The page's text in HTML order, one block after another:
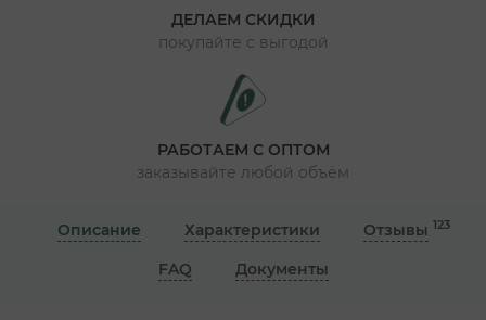
ДЕЛАЕМ СКИДКИ
покупайте с выгодой
РАБОТАЕМ С ОПТОМ
заказывайте любой объём
Описание Характеристики Отзывы 123
FAQ Документы